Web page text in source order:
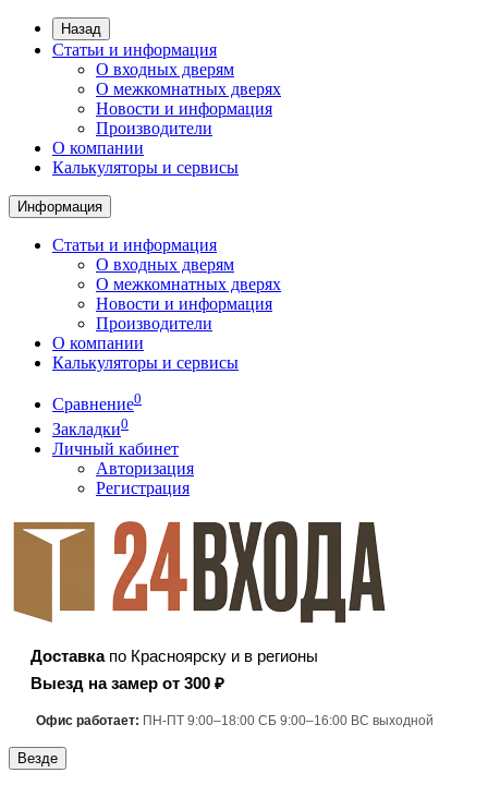
Назад
Статьи и информация
О входных дверям
О межкомнатных дверях
Новости и информация
Производители
О компании
Калькуляторы и сервисы
Информация
Статьи и информация
О входных дверям
О межкомнатных дверях
Новости и информация
Производители
О компании
Калькуляторы и сервисы
Сравнение0
Закладки0
Личный кабинет
Авторизация
Регистрация
Доставкапо Красноярску и в регионы
Выезд на замер от 300 ₽
Офис работает: ПН-ПТ 9:00–18:00 СБ 9:00–16:00 ВС выходной
Везде